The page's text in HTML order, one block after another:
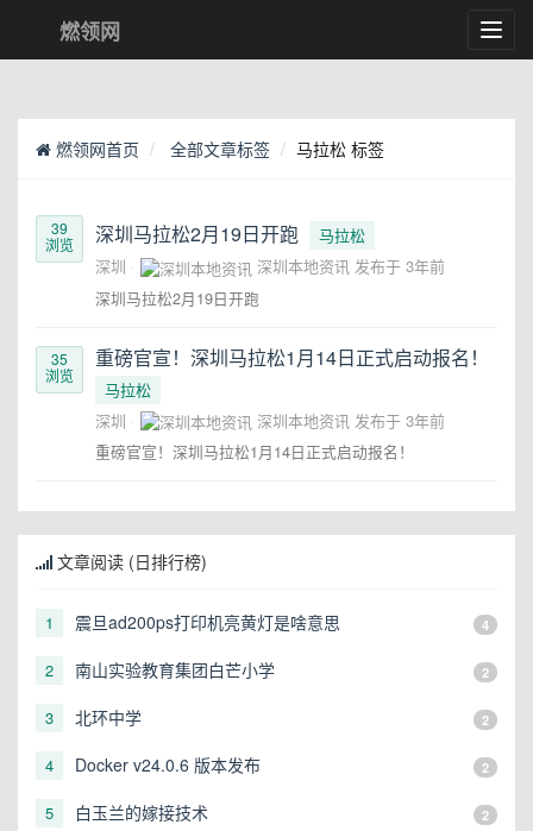
燃领网
燃领网首页 全部文章标签 马拉松 标签
39
浏览
深圳马拉松2月19日开跑
马拉松
深圳
深圳本地资讯 发布于 3年前
深圳马拉松2月19日开跑
35
浏览
重磅官宣！深圳马拉松1月14日正式启动报名！
马拉松
深圳
深圳本地资讯 发布于 3年前
重磅官宣！深圳马拉松1月14日正式启动报名！
文章阅读 (日排行榜)
1 震旦ad200ps打印机亮黄灯是啥意思 4
2 南山实验教育集团白芒小学 2
3 北环中学 2
4 Docker v24.0.6 版本发布 2
5 白玉兰的嫁接技术 2